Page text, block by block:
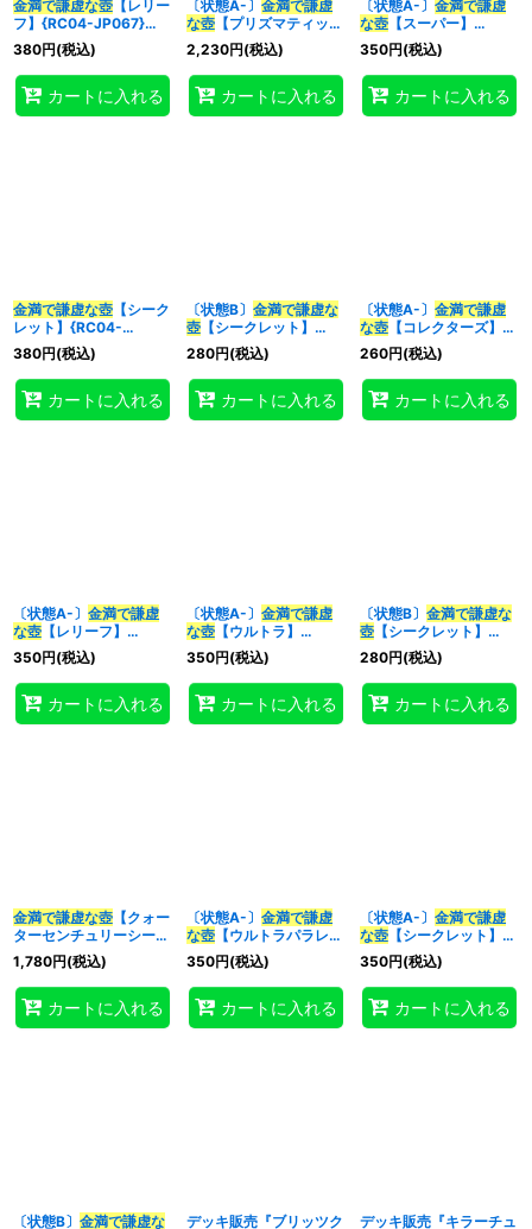
金満で謙虚な壺 【レリー
フ】{RC04-JP067}
《魔法》
380円(税込)
カートに入れる
〔状態A-〕 金満で謙虚
な壺【プリズマティック
シークレット】{BLVO-
JP065}《魔法》
2,230円(税込)
カートに入れる
〔状態A-〕 金満で謙虚
な壺【スーパー】
{BLVO-JP065}《魔
法》
350円(税込)
カートに入れる
金満で謙虚な壺 【シーク
レット】{RC04-
JP067}《魔法》
380円(税込)
カートに入れる
〔状態B〕 金満で謙虚な
壺【シークレット】
{BLVO-JP065}《魔
法》
280円(税込)
カートに入れる
〔状態A-〕 金満で謙虚
な壺【コレクターズ】
{RC04-JP067}《魔
法》
260円(税込)
カートに入れる
〔状態A-〕 金満で謙虚
な壺 【レリーフ】
{RC04-JP067}《魔
法》
350円(税込)
カートに入れる
〔状態A-〕 金満で謙虚
な壺【ウルトラ】
{RC04-JP067}《魔
法》
350円(税込)
カートに入れる
〔状態B〕 金満で謙虚な
壺【シークレット】
{RC04-JP067}《魔
法》
280円(税込)
カートに入れる
金満で謙虚な壺 【クォー
ターセンチュリーシーク
レット】{RC04-
JP067}《魔法》
1,780円(税込)
カートに入れる
〔状態A-〕 金満で謙虚
な壺【ウルトラパラレ
ル】{TBC1-JP011}《魔
法》
350円(税込)
カートに入れる
〔状態A-〕 金満で謙虚
な壺【シークレット】
{RC04-JP067}《魔
法》
350円(税込)
カートに入れる
〔状態B〕 金満で謙虚な デッキ販売『ブリッツク デッキ販売『キラーチュ